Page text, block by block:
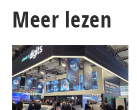
Meer lezen